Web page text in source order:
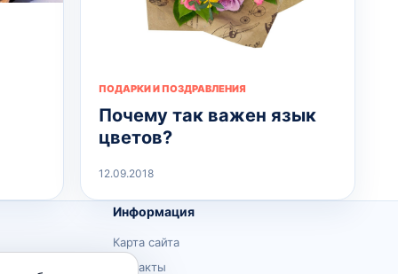
ПОДАРКИ И ПОЗДРАВЛЕНИЯ
Почему так важен язык
цветов?
12.09.2018
Информация
Карта сайта
Контакты